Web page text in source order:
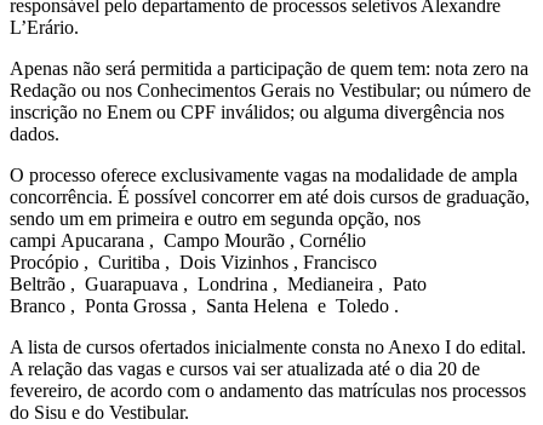
responsável pelo departamento de processos seletivos Alexandre
L’Erário.
Apenas não será permitida a participação de quem tem: nota zero na
Redação ou nos Conhecimentos Gerais no Vestibular; ou número de
inscrição no Enem ou CPF inválidos; ou alguma divergência nos
dados.
O processo oferece exclusivamente vagas na modalidade de ampla
concorrência. É possível concorrer em até dois cursos de graduação,
sendo um em primeira e outro em segunda opção, nos
campi Apucarana , Campo Mourão , Cornélio
Procópio , Curitiba , Dois Vizinhos , Francisco
Beltrão , Guarapuava , Londrina , Medianeira , Pato
Branco , Ponta Grossa , Santa Helena e Toledo .
A lista de cursos ofertados inicialmente consta no Anexo I do edital.
A relação das vagas e cursos vai ser atualizada até o dia 20 de
fevereiro, de acordo com o andamento das matrículas nos processos
do Sisu e do Vestibular.